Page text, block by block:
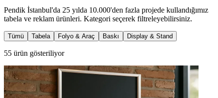
Pendik İstanbul'da 25 yılda 10.000'den fazla projede kullandığımız
tabela ve reklam ürünleri. Kategori seçerek filtreleyebilirsiniz.
Tümü Tabela Folyo & Araç Baskı Display & Stand
55 ürün gösteriliyor